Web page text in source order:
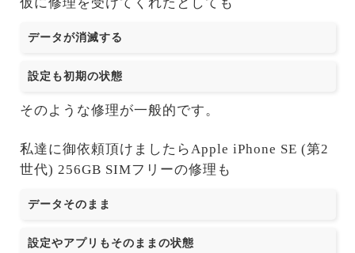
データが消滅する
設定も初期の状態
そのような修理が一般的です。
私達に御依頼頂けましたらApple iPhone SE (第2
世代) 256GB SIMフリーの修理も
データそのまま
設定やアプリもそのままの状態